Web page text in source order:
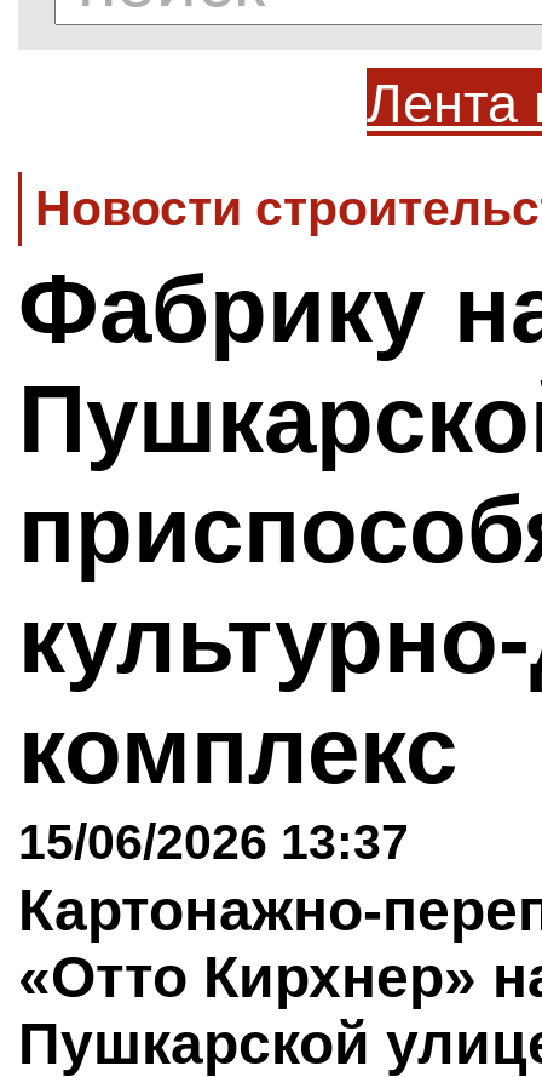
Лента
Новости
Фабрику
комплекс
15/06/2026 13:37
Картонажно-
«Отто Кирхнер»
Пушкарской